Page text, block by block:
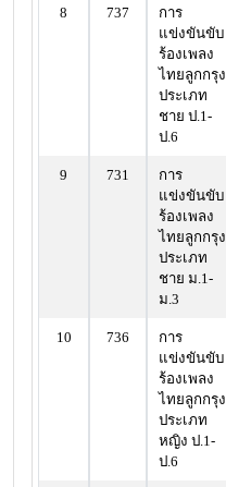
8 737
การ
แข่งขันขับ
ร้องเพลง
ไทยลูกกรุง
ประเภท
ชาย ป.1-
ป.6
9 731
การ
แข่งขันขับ
ร้องเพลง
ไทยลูกกรุง
ประเภท
ชาย ม.1-
ม.3
10 736
การ
แข่งขันขับ
ร้องเพลง
ไทยลูกกรุง
ประเภท
หญิง ป.1-
ป.6